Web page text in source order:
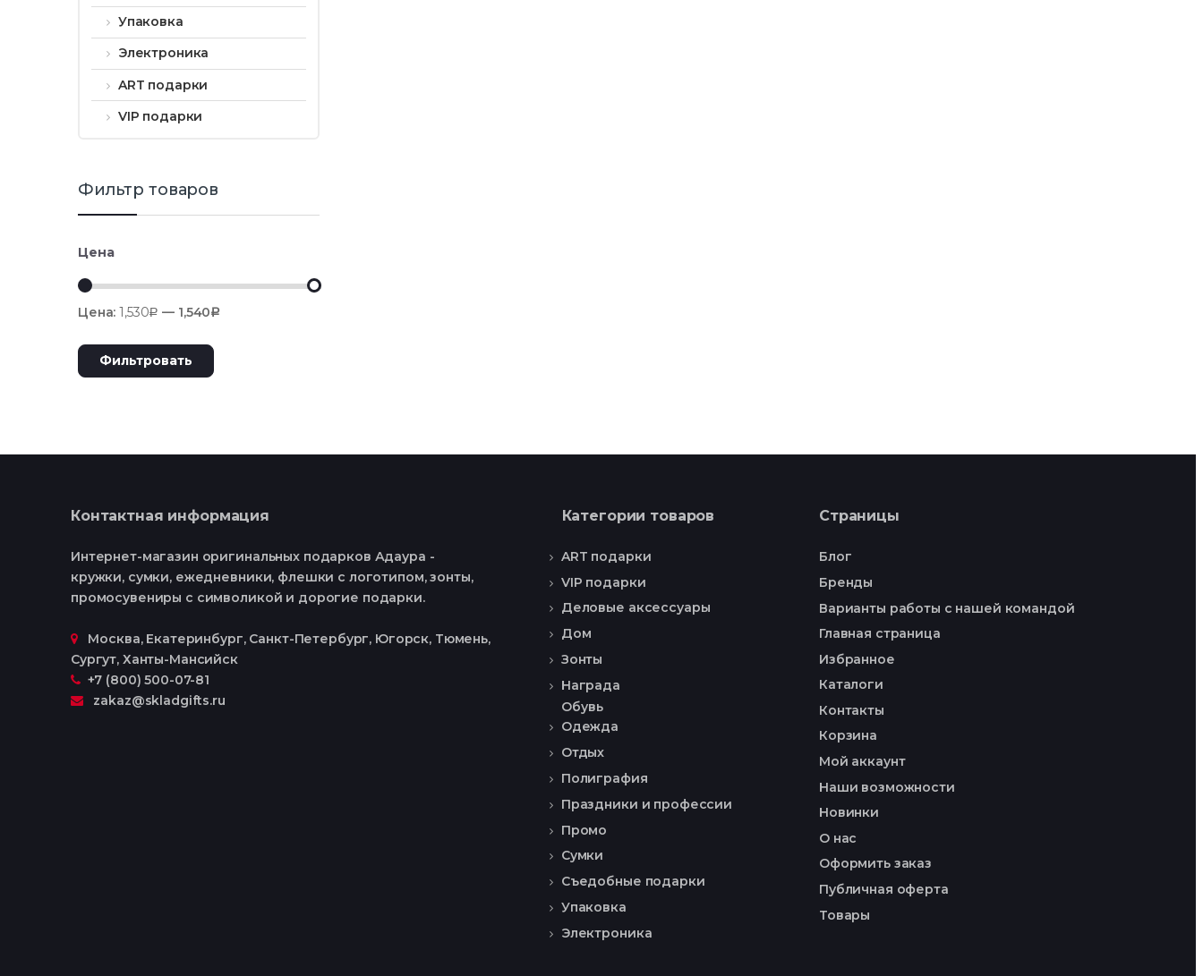
Упаковка
Электроника
ART подарки
VIP подарки
Фильтр товаров
Цена
Фильтровать
Цена:1,530Р — 1,540 Р
Контактная информация
Интернет-магазин оригинальных подарков Адаура -
кружки, сумки, ежедневники, флешки с логотипом, зонты,
промосувениры с символикой и дорогие подарки.
Москва, Екатеринбург, Cанкт-Петербург, Югорск, Тюмень,
Сургут, Ханты-Мансийск
+7 (800) 500-07-81
zakaz@skladgifts.ru
Категории товаров
ART подарки
VIP подарки
Деловые аксессуары
Дом
Зонты
Награда
Обувь
Одежда
Отдых
Полиграфия
Праздники и профессии
Промо
Сумки
Съедобные подарки
Упаковка
Электроника
Страницы
Блог
Бренды
Варианты работы с нашей командой
Главная страница
Избранное
Каталоги
Контакты
Корзина
Мой аккаунт
Наши возможности
Новинки
О нас
Оформить заказ
Публичная оферта
Товары